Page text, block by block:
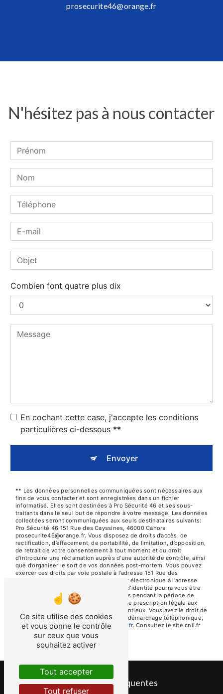
prosecurite46@orange.fr
N'hésitez pas à nous contacter
Combien font quatre plus dix
En cochant cette case, j'accepte les conditions
particulières ci-dessous **
Envoyer
** Les données personnelles communiquées sont nécessaires aux
fins de vous contacter et sont enregistrées dans un fichier
informatisé. Elles sont destinées à Pro Sécurité 46 et ses sous-
traitants dans le seul but de répondre à votre message. Les données
collectées seront communiquées aux seuls destinataires suivants:
Pro Sécurité 46 151 Rue des Cayssines, 46000 Cahors
prosecurite46@orange.fr. Vous disposez de droits d’accès, de
rectification, d’effacement, de portabilité, de limitation, d’opposition,
de retrait de votre consentement à tout moment et du droit
d’introduire une réclamation auprès d’une autorité de contrôle, ainsi
que d’organiser le sort de vos données post-mortem. Vous pouvez
exercer ces droits par voie postale à l'adresse 151 Rue des
Cayssines, 46000 Cahors ou par courrier électronique à l'adresse
prosecurite46@orange.fr. Un justificatif d'identité pourra vous être
demandé. Nous conservons vos données pendant la période de
prise de contact puis pendant la durée de prescription légale aux
fins probatoires et de gestion des contentieux. Vous avez le droit de
vous inscrire sur la liste d'opposition au démarchage téléphonique,
disponible à cette adresse:Bloctel.gouv.fr. Consultez le site cnil.fr
pour plus d’informations sur vos droits.
Recherches fréquentes
Ce site utilise des cookies
et vous donne le contrôle
sur ceux que vous
souhaitez activer
Tout accepter
Tout refuser